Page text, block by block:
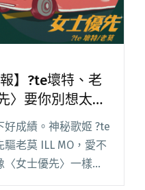
】?te壞特、老
〉要你別想太多
成績。神秘歌姬 ?te
老莫 ILL MO，愛不
女士優先〉一樣愜
〉寫於綠島，看過無